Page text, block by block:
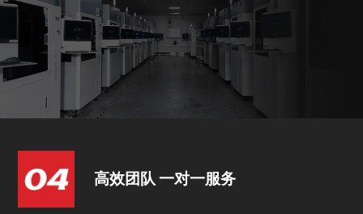
高效团队 一对一服务